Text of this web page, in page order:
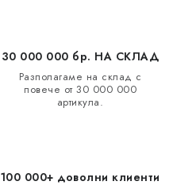
30 000 000 бр. НА СКЛАД
Разполагаме на склад с
повече от 30 000 000
артикула.
100 000+ доволни клиенти